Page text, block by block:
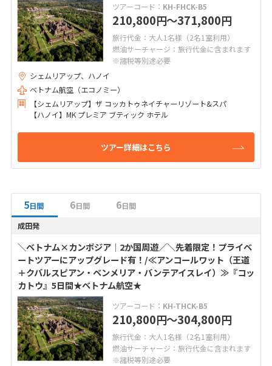
ツアーコード： KH-FHCK-B5
210,800円〜371,800円
旅行代金：大人1名様（2名1室利用）
燃油サーチャージ：旅行代金に含まれます
※諸税等別途必要
シェムリアップ、ハノイ
ベトナム航空（エコノミー）
【シェムリアップ】ザ コッカトゥネイチャーリゾート&スパ
【ハノイ】MK プレミア ブティック ホテル
ツアー詳細はこちら
5日間 6日間 6日間
成田発
＼ベトナム×カンボジア│2か国周遊／＼先着限定！プライベ
ートツアーにアップグレード有！/≪アンコールワット（王道
＋クバルスピアン・ベンメリア・バンテアイスレイ）≫『コッ
カトウ』5日間★ベトナム航空★
ツアーコード： KH-THCK-B5
210,800円〜304,800円
旅行代金：大人1名様（2名1室利用）
燃油サーチャージ：旅行代金に含まれます
※諸税等別途必要